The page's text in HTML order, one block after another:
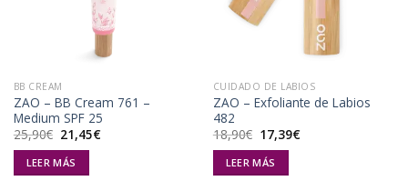
BB CREAM
ZAO – BB Cream 761 –
Medium SPF 25
25,90€ El
precio
original
era:
25,90€.
21,45€El
LEER MÁS
CUIDADO DE LABIOS
ZAO – Exfoliante de Labios
482
18,90€ El
precio
original
era:
18,90€.
17,39€El
LEER MÁS